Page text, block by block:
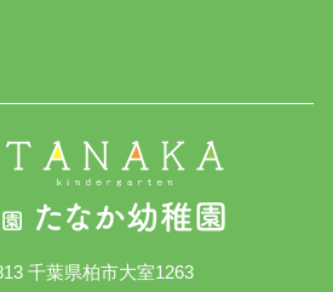
千葉県柏市大室1263